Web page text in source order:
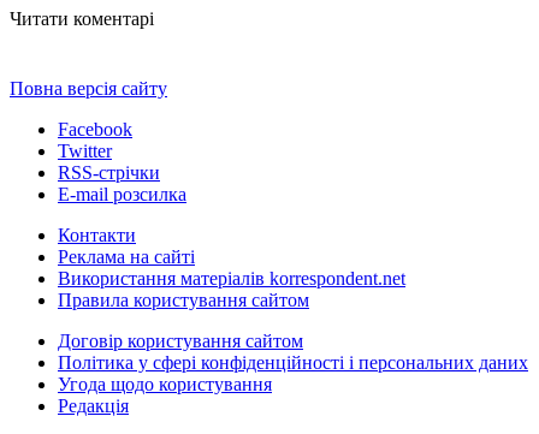
Читати коментарі
Повна версія сайту
Facebook
Twitter
RSS-стрічки
E-mail розсилка
Контакти
Реклама на сайті
Використання матеріалів korrespondent.net
Правила користування сайтом
Договір користування сайтом
Політика у сфері конфіденційності і персональних даних
Угода щодо користування
Редакція